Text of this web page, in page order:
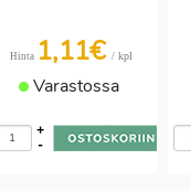
Hinta 1,11€/ kpl
Varastossa
-
+